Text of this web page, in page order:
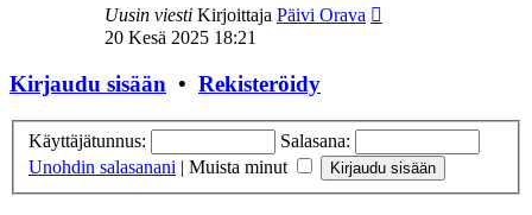
Uusin viesti Kirjoittaja Päivi Orava
20 Kesä 2025 18:21
Kirjaudu sisään • Rekisteröidy
Käyttäjätunnus:
Salasana:
Unohdin salasanani | Muista minut